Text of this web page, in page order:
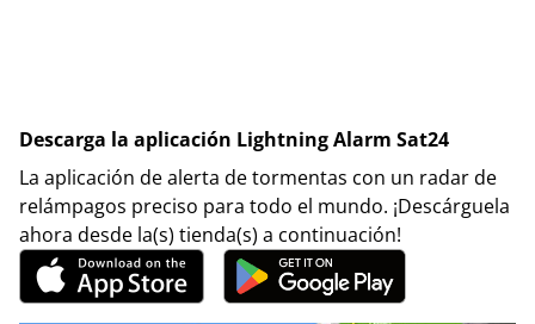
Descarga la aplicación Lightning Alarm Sat24
La aplicación de alerta de tormentas con un radar de
relámpagos preciso para todo el mundo. ¡Descárguela
ahora desde la(s) tienda(s) a continuación!